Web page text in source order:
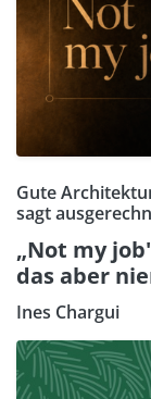
Gute
sagt
„Not my
das aber
Ines Chargui